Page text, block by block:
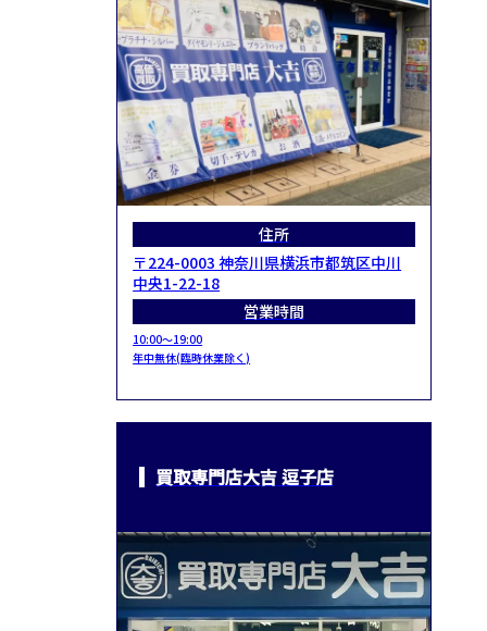
住所
〒224-0003 神奈川県横浜市都筑区中川
中央1-22-18
営業時間
10:00～19:00
年中無休(臨時休業除く)
買取専門店大吉 逗子店